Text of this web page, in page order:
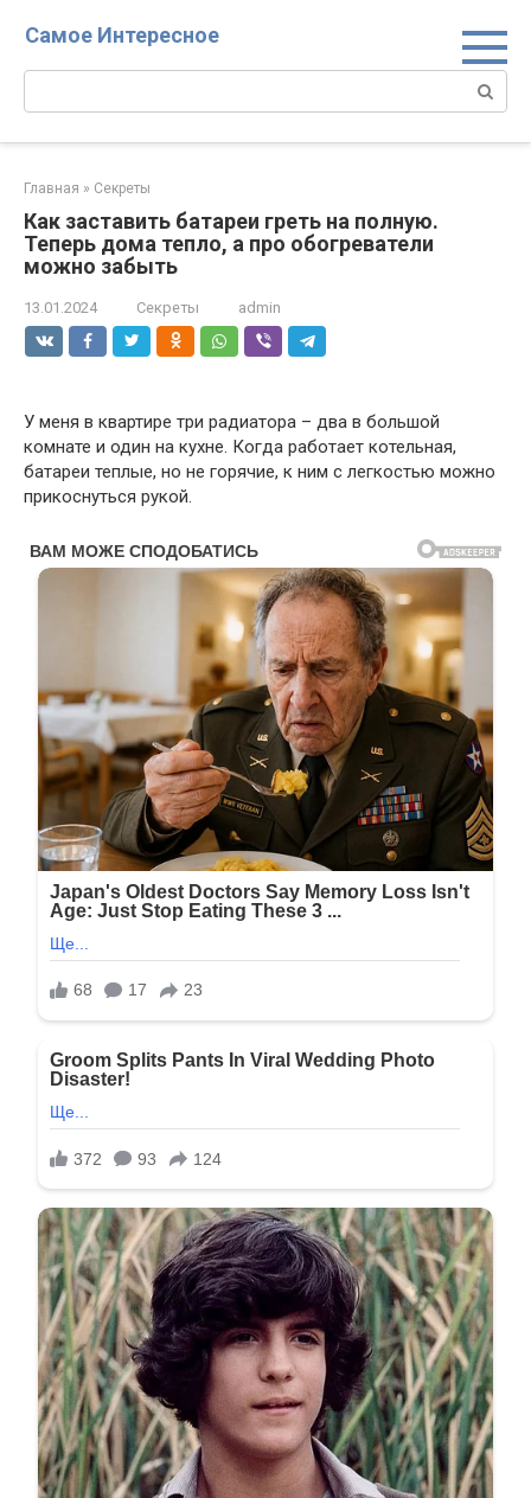
Самое Интересное
Поиск:
Главная » Секреты
Как заставить батареи греть на полную.
Теперь дома тепло, а про обогреватели
можно забыть
13.01.2024 Секреты admin
У меня в квартире три радиатора – два в большой
комнате и один на кухне. Когда работает котельная,
батареи теплые, но не горячие, к ним с легкостью можно
прикоснуться рукой.